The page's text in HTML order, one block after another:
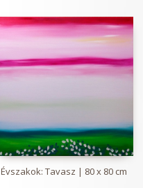
Évszakok: Tavasz | 80 x 80 cm